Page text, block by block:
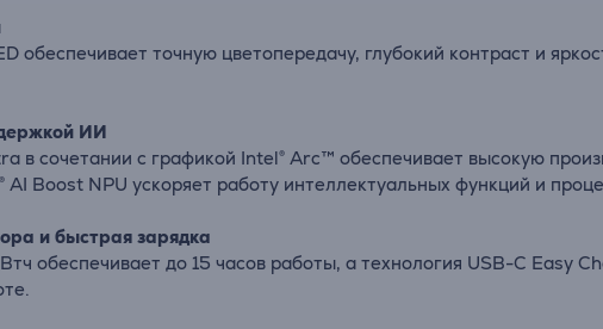
обеспечивает точную цветопередачу, глубокий контраст и
ИИ
в сочетании с графикой Intel® Arc™ обеспечивает высокую
Boost NPU ускоряет работу интеллектуальных функций и
и быстрая зарядка
обеспечивает до 15 часов работы, а технология USB-C Easy